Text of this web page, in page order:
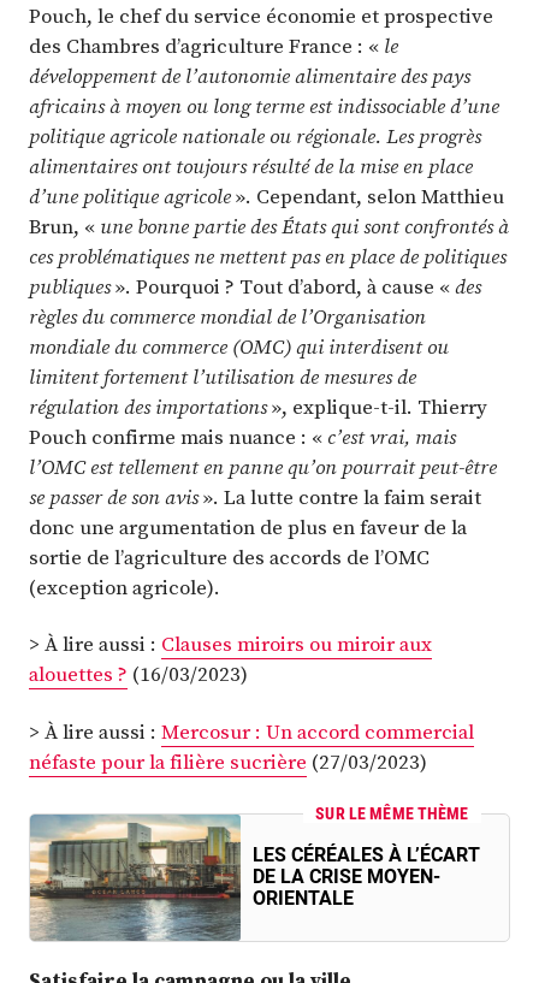
Pouch, le chef du service économie et prospective
des Chambres d’agriculture France : « le
développement de l’autonomie alimentaire des pays
africains à moyen ou long terme est indissociable d’une
politique agricole nationale ou régionale. Les progrès
alimentaires ont toujours résulté de la mise en place
d’une politique agricole». Cependant, selon Matthieu
Brun, « une bonne partie des États qui sont confrontés à
ces problématiques ne mettent pas en place de politiques
publiques». Pourquoi ? Tout d’abord, à cause «des
règles du commerce mondial de l’Organisation
mondiale du commerce (OMC) qui interdisent ou
limitent fortement l’utilisation de mesures de
régulation des importations», explique-t-il. Thierry
Pouch confirme mais nuance : « c’est vrai, mais
l’OMC est tellement en panne qu’on pourrait peut-être
se passer de son avis». La lutte contre la faim serait
donc une argumentation de plus en faveur de la
sortie de l’agriculture des accords de l’OMC
(exception agricole).
> À lire aussi : Clauses miroirs ou miroir aux
alouettes ? (16/03/2023)
> À lire aussi : Mercosur : Un accord commercial
néfaste pour la filière sucrière (27/03/2023)
SUR LE MÊME THÈME
LES CÉRÉALES À L’ÉCART
DE LA CRISE MOYEN-
ORIENTALE